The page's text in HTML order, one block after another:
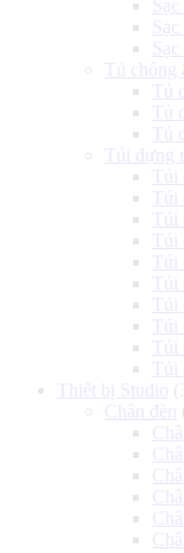
Sạc
Sạc
Tủ chống
Tủ
Tủ
Tủ
Túi đựng
Túi
Túi
Túi
Túi
Túi
Túi
Túi
Túi
Túi
Thiết bị Studio
Chân đèn